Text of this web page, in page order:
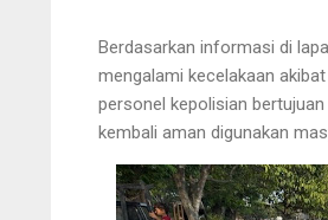
Berdasarkan informasi di
mengalami kecelakaan
personel kepolisian
kembali aman digunakan